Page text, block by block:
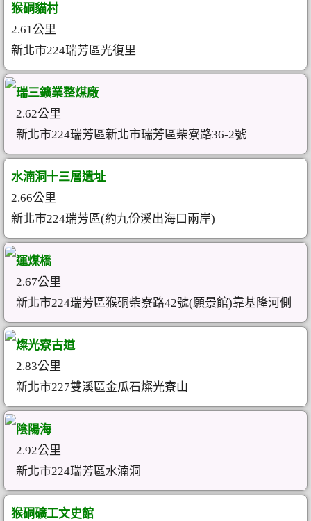
猴硐貓村
2.61公里
新北市224瑞芳區光復里
瑞三鑛業整煤廠
2.62公里
新北市224瑞芳區新北市瑞芳區柴寮路36-2號
水湳洞十三層遺址
2.66公里
新北市224瑞芳區(約九份溪出海口兩岸)
運煤橋
2.67公里
新北市224瑞芳區猴硐柴寮路42號(願景館)靠基隆河側
燦光寮古道
2.83公里
新北市227雙溪區金瓜石燦光寮山
陰陽海
2.92公里
新北市224瑞芳區水湳洞
猴硐礦工文史館